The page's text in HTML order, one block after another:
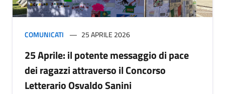
COMUNICATI 25 APRILE 2026
25 Aprile: il potente messaggio di pace
dei ragazzi attraverso il Concorso
Letterario Osvaldo Sanini